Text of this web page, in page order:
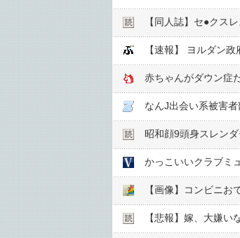
【同人誌】セ●︎クス
【速報】 ヨルダン
赤ちゃんがダウン症
なんJ出会い系被害者
昭和顔9頭身スレン
かっこいいクラブミ
【画像】コンビニ
【悲報】嫁、大嫌